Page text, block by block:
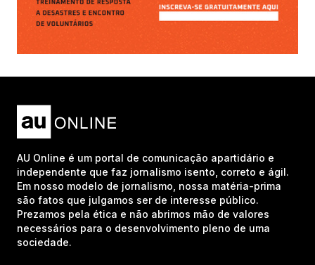
AU Online é um portal de comunicação apartidário e
independente que faz jornalismo isento, correto e ágil.
Em nosso modelo de jornalismo, nossa matéria-prima
são fatos que julgamos ser de interesse público.
Prezamos pela ética e não abrimos mão de valores
necessários para o desenvolvimento pleno de uma
sociedade.